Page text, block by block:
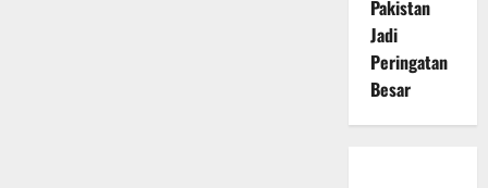
Pakistan
Jadi
Peringatan
Besar